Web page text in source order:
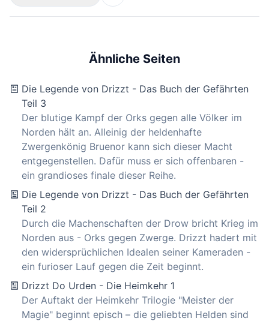
Ähnliche Seiten
Die Legende von Drizzt - Das Buch der Gefährten
Teil 3
Der blutige Kampf der Orks gegen alle Völker im
Norden hält an. Alleinig der heldenhafte
Zwergenkönig Bruenor kann sich dieser Macht
entgegenstellen. Dafür muss er sich offenbaren -
ein grandioses finale dieser Reihe.
Die Legende von Drizzt - Das Buch der Gefährten
Teil 2
Durch die Machenschaften der Drow bricht Krieg im
Norden aus - Orks gegen Zwerge. Drizzt hadert mit
den widersprüchlichen Idealen seiner Kameraden -
ein furioser Lauf gegen die Zeit beginnt.
Drizzt Do Urden - Die Heimkehr 1
Der Auftakt der Heimkehr Trilogie "Meister der
Magie" beginnt episch – die geliebten Helden sind